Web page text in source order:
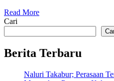
Read More
Cari
Berita Terbaru
Naluri Takabur; Perasaan